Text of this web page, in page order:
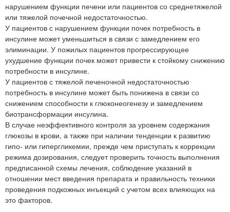
нарушением функции печени или пациентов со среднетяжелой
или тяжелой почечной недостаточностью.
У пациентов с нарушением функции почек потребность в
инсулине может уменьшиться в связи с замедлением его
элиминации. У пожилых пациентов прогрессирующее
ухудшение функции почек может привести к стойкому снижению
потребности в инсулине.
У пациентов с тяжелой печеночной недостаточностью
потребность в инсулине может быть понижена в связи со
снижением способности к глюконеогенезу и замедлением
биотрансформации инсулина.
В случае неэффективного контроля за уровнем содержания
глюкозы в крови, а также при наличии тенденции к развитию
гипо- или гипергликемии, прежде чем приступать к коррекции
режима дозирования, следует проверить точность выполнения
предписанной схемы лечения, соблюдение указаний в
отношении мест введения препарата и правильность техники
проведения подкожных инъекций с учетом всех влияющих на
это факторов.